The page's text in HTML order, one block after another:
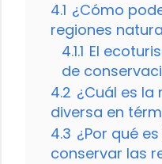
4.1 ¿Cómo
regiones
4.1.1 El
de
4.2 ¿Cuál es la
diversa en
4.3 ¿Por qué
conservar las